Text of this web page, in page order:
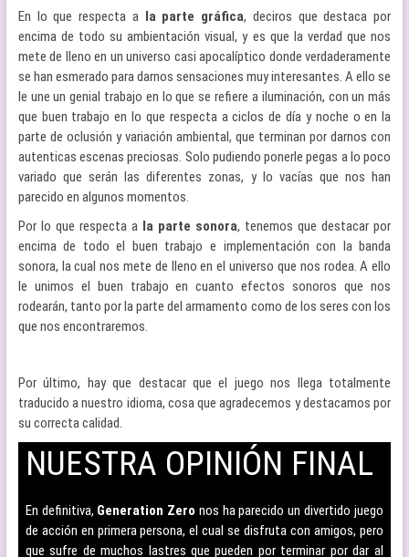
En lo que respecta a
la parte gráfica, deciros que destaca por
encima de todo su ambientación visual, y es que la verdad que nos
mete de lleno en un universo casi apocalíptico donde verdaderamente
se han esmerado para darnos sensaciones muy interesantes. A ello se
le une un genial trabajo en lo que se refiere a iluminación, con un más
que buen trabajo en lo que respecta a ciclos de día y noche o en la
parte de oclusión y variación ambiental, que terminan por darnos con
autenticas escenas preciosas. Solo pudiendo ponerle pegas a lo poco
variado que serán las diferentes zonas, y lo vacías que nos han
parecido en algunos momentos.
Por lo que respecta a la parte sonora, tenemos que destacar por
encima de todo el buen trabajo e implementación con la banda
sonora, la cual nos mete de lleno en el universo que nos rodea. A ello
le unimos el buen trabajo en cuanto efectos sonoros que nos
rodearán, tanto por la parte del armamento como de los seres con los
que nos encontraremos.
Por último, hay que destacar que el juego nos llega totalmente
traducido a nuestro idioma, cosa que agradecemos y destacamos por
su correcta calidad.
NUESTRA OPINIÓN FINAL
En definitiva, Generation Zero nos ha parecido un divertido juego
de acción en primera persona, el cual se disfruta con amigos, pero
que sufre de muchos lastres que pueden por terminar por dar al